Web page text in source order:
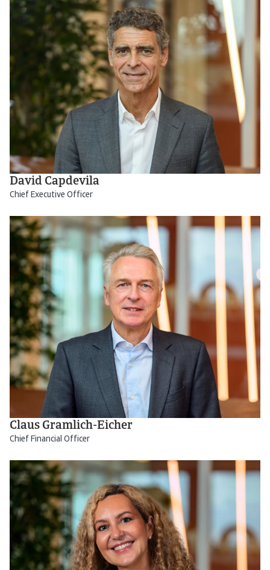
David Capdevila
Chief Executive Officer
Claus Gramlich-Eicher
Chief Financial Officer